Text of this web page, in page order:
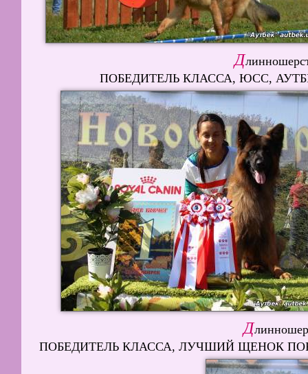
Д
ПОБЕДИТЕЛЬ КЛАССА, ЮСС,
Д
ПОБЕДИТЕЛЬ КЛАССА, ЛУЧШИЙ ЩЕНОК